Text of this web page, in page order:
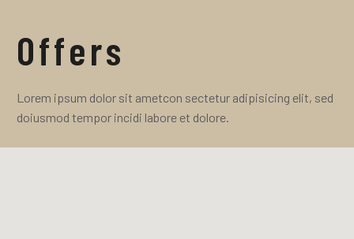
Offers
Lorem ipsum dolor sit ametcon sectetur adipisicing elit, sed
doiusmod tempor incidi labore et dolore.